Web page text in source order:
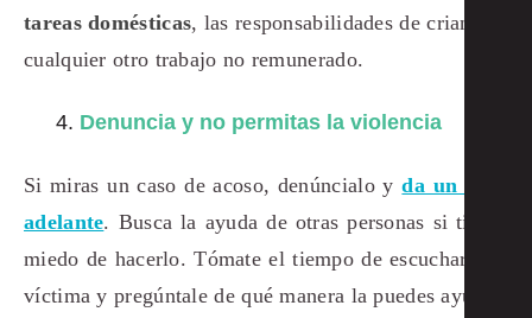
tareas domésticas, las responsabilidades de crianza y
cualquier otro trabajo no remunerado.
Denuncia y no permitas la violencia
Si miras un caso de acoso, denúncialo yda un paso
adelante. Busca la ayuda de otras personas si tienes
miedo de hacerlo. Tómate el tiempo de escuchar a la
víctima y pregúntale de qué manera la puedes ayudar.